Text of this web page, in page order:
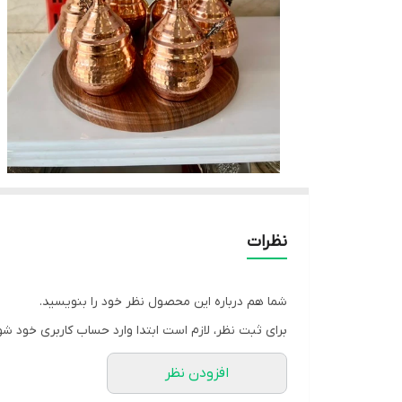
نظرات
شما هم درباره این محصول نظر خود را بنویسید.
برای ثبت نظر، لازم است ابتدا وارد حساب کاربری خود
افزودن نظر